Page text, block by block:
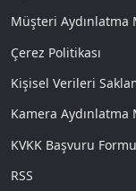
Müşteri Aydınlatma
Çerez Politikası
Kişisel Verileri
Kamera Aydınlatma
KVKK Başvuru Formu
RSS